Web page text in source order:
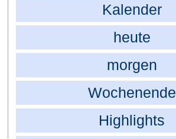
Kalender
heute
morgen
Wochenende
Highlights